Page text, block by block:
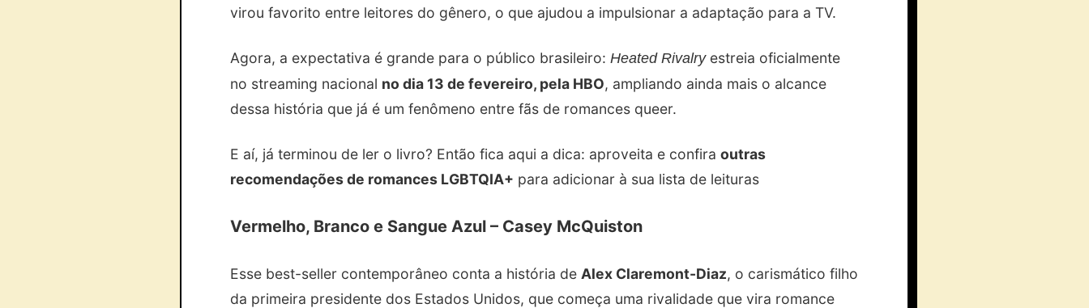
virou favorito entre leitores do gênero, o que ajudou a impulsionar a adaptação para a TV.
Agora, a expectativa é grande para o público brasileiro: Heated Rivalryestreia oficialmente
no streaming nacional no dia 13 de fevereiro, pela HBO, ampliando ainda mais o alcance
dessa história que já é um fenômeno entre fãs de romances queer.
E aí, já terminou de ler o livro? Então fica aqui a dica: aproveita e confira outras
recomendações de romances LGBTQIA+ para adicionar à sua lista de leituras
Vermelho, Branco e Sangue Azul – Casey McQuiston
Esse best-seller contemporâneo conta a história de Alex Claremont-Diaz, o carismático filho
da primeira presidente dos Estados Unidos, que começa uma rivalidade que vira romance